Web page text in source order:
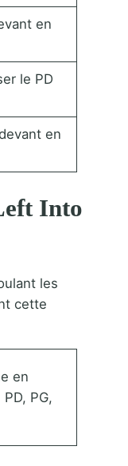
en
le PD
en
Into
les
cette
en
PG,